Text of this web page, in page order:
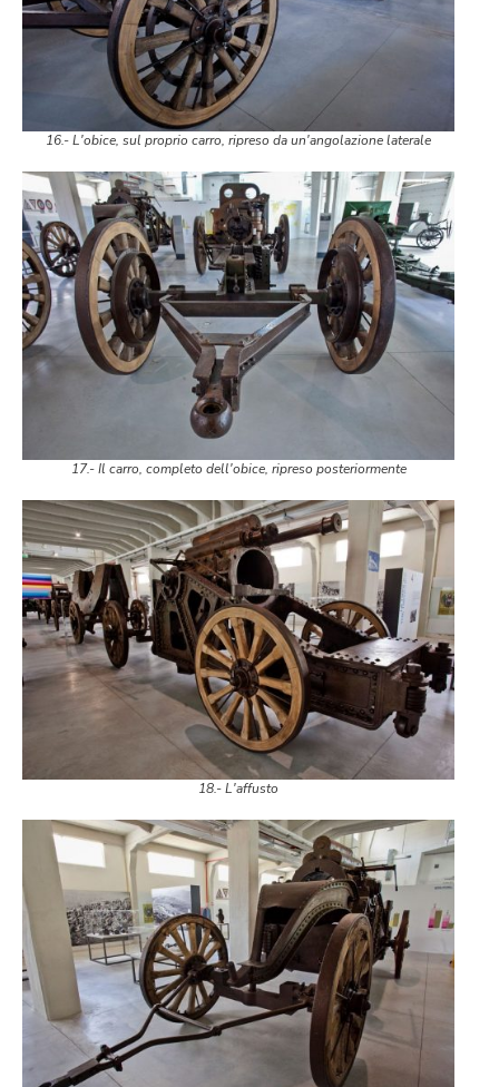
16.- L'obice, sul proprio carro, ripreso da un'angolazione laterale
17.- Il carro, completo dell'obice, ripreso posteriormente
18.- L'affusto